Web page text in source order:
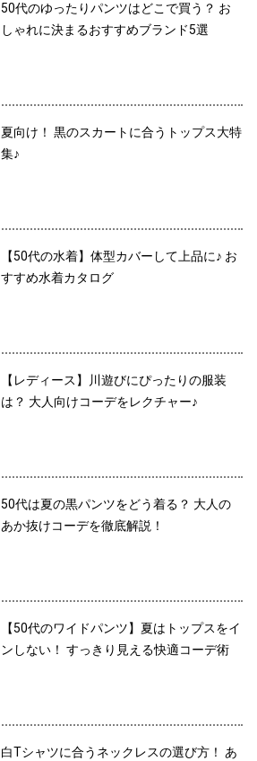
50代のゆったりパンツはどこで買う？ お
しゃれに決まるおすすめブランド5選
夏向け！ 黒のスカートに合うトップス大特
集♪
【50代の水着】体型カバーして上品に♪ お
すすめ水着カタログ
【レディース】川遊びにぴったりの服装
は？ 大人向けコーデをレクチャー♪
50代は夏の黒パンツをどう着る？ 大人の
あか抜けコーデを徹底解説！
【50代のワイドパンツ】夏はトップスをイ
ンしない！ すっきり見える快適コーデ術
白Tシャツに合うネックレスの選び方！ あ